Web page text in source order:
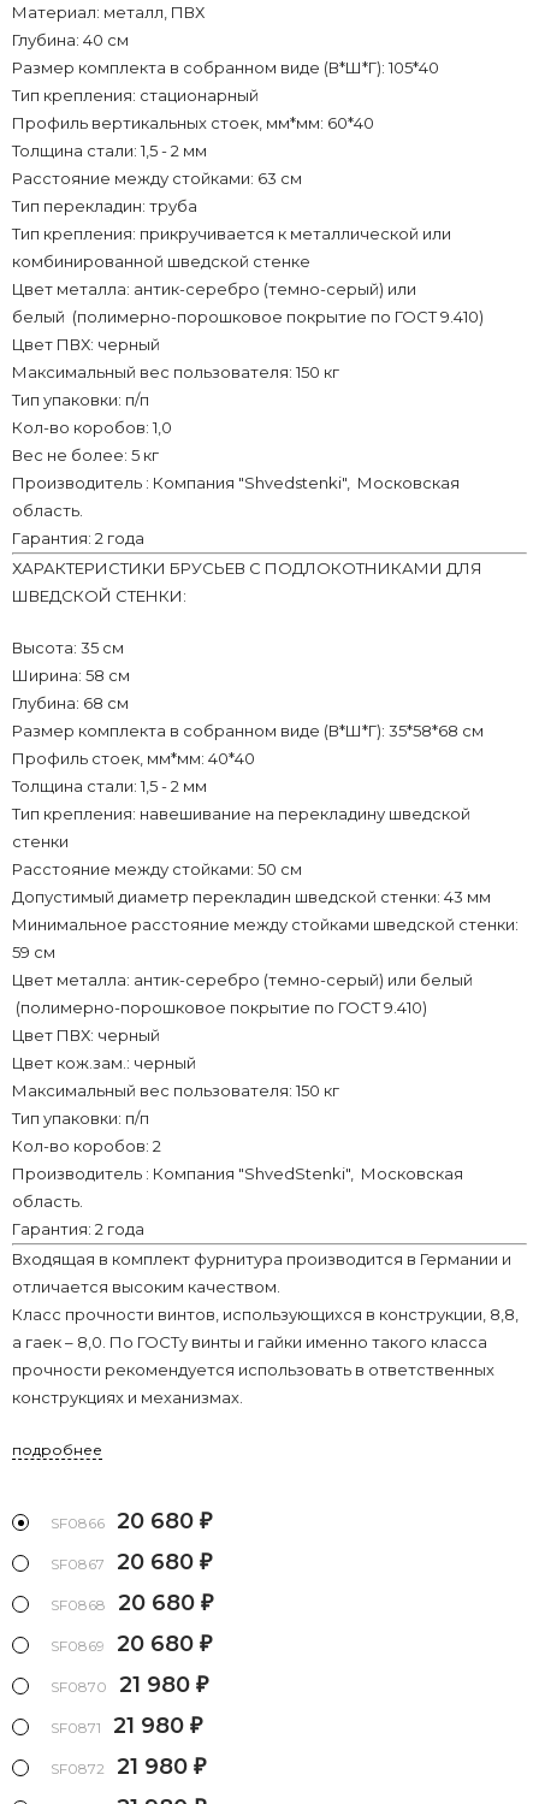
Материал: металл, ПВХ
Глубина: 40 см
Размер комплекта в собранном виде (В*Ш*Г): 105*40
Тип крепления: стационарный
Профиль вертикальных стоек, мм*мм: 60*40
Толщина стали: 1,5 - 2 мм
Расстояние между стойками: 63 см
Тип перекладин: труба
Тип крепления: прикручивается к металлической или
комбинированной шведской стенке
Цвет металла: антик-серебро (темно-серый) или
белый (полимерно-порошковое покрытие по ГОСТ 9.410)
Цвет ПВХ: черный
Максимальный вес пользователя: 150 кг
Тип упаковки: п/п
Кол-во коробов: 1,0
Вес не более: 5 кг
Производитель : Компания "Shvedstenki", Московская
область.
Гарантия: 2 года
ХАРАКТЕРИСТИКИ БРУСЬЕВ С ПОДЛОКОТНИКАМИ ДЛЯ
ШВЕДСКОЙ СТЕНКИ:
Высота: 35 см
Ширина: 58 см
Глубина: 68 см
Размер комплекта в собранном виде (В*Ш*Г): 35*58*68 см
Профиль стоек, мм*мм: 40*40
Толщина стали: 1,5 - 2 мм
Тип крепления: навешивание на перекладину шведской
стенки
Расстояние между стойками: 50 см
Допустимый диаметр перекладин шведской стенки: 43 мм
Минимальное расстояние между стойками шведской стенки:
59 см
Цвет металла: антик-серебро (темно-серый) или белый
(полимерно-порошковое покрытие по ГОСТ 9.410)
Цвет ПВХ: черный
Цвет кож.зам.: черный
Максимальный вес пользователя: 150 кг
Тип упаковки: п/п
Кол-во коробов: 2
Производитель : Компания "ShvedStenki", Московская
область.
Гарантия: 2 года
Входящая в комплект фурнитура производится в Германии и
отличается высоким качеством.
Класс прочности винтов, использующихся в конструкции, 8,8,
а гаек – 8,0. По ГОСТу винты и гайки именно такого класса
прочности рекомендуется использовать в ответственных
конструкциях и механизмах.
подробнее
SF0866 20 680 ₽
SF0867 20 680 ₽
SF0868 20 680 ₽
SF0869 20 680 ₽
SF0870 21 980 ₽
SF0871 21 980 ₽
SF0872 21 980 ₽